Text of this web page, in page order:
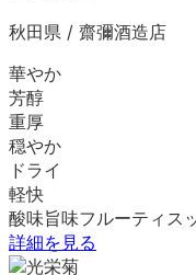
秋田県 / 齋彌酒造店
華やか
芳醇
重厚
穏やか
ドライ
軽快
酸味旨味フルーティ ス
詳細を見る